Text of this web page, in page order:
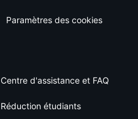
Paramètres des cookies
Centre d'assistance et FAQ
Réduction étudiants